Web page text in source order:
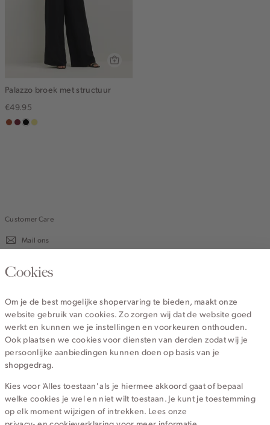
Palazzo broek met structuur
€49.95
bruin
bordeaux
zwartkhaki
Customer Care
Mail ons
020 - 3412 670
Service
Wij zijn Cotton Club
Topcategorieën voor jou
Cookies
Om je de best mogelijke shopervaring te bieden, maakt onze
website gebruik van cookies. Zo zorgen wij dat de website goed
werkt en kunnen we je instellingen en voorkeuren onthouden.
Ook plaatsen we cookies voor diensten van derden zodat wij je
persoonlijke aanbiedingen kunnen doen op basis van je
shopgedrag.
Kies voor 'Alles toestaan' als je hiermee akkoord gaat of bepaal
welke cookies je wel en niet wilt toestaan. Je kunt je toestemming
op elk moment wijzigen of intrekken. Lees onze